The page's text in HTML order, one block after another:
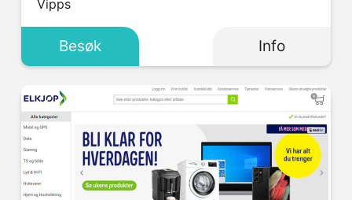
Vipps
Besøk Info